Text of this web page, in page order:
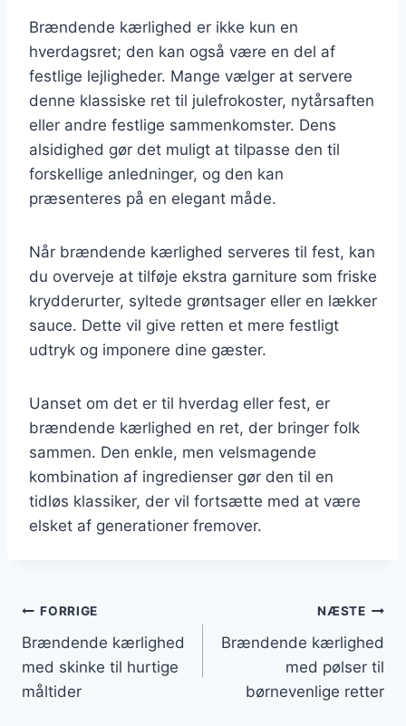
Brændende kærlighed er ikke kun en
hverdagsret; den kan også være en del af
festlige lejligheder. Mange vælger at servere
denne klassiske ret til julefrokoster, nytårsaften
eller andre festlige sammenkomster. Dens
alsidighed gør det muligt at tilpasse den til
forskellige anledninger, og den kan
præsenteres på en elegant måde.
Når brændende kærlighed serveres til fest, kan
du overveje at tilføje ekstra garniture som friske
krydderurter, syltede grøntsager eller en lækker
sauce. Dette vil give retten et mere festligt
udtryk og imponere dine gæster.
Uanset om det er til hverdag eller fest, er
brændende kærlighed en ret, der bringer folk
sammen. Den enkle, men velsmagende
kombination af ingredienser gør den til en
tidløs klassiker, der vil fortsætte med at være
elsket af generationer fremover.
Indlægsnavigation
FORRIGE
Brændende kærlighed
med skinke til hurtige
måltider
NÆSTE
Brændende kærlighed
med pølser til
børnevenlige retter